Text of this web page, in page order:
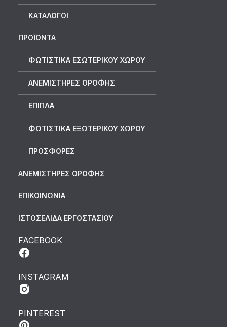
ΚΑΤΆΛΟΓΟΙ
ΠΡΟΪΟΝΤΑ
ΦΩΤΙΣΤΙΚΑ ΕΣΩΤΕΡΙΚΟΥ ΧΩΡΟΥ
ΑΝΕΜΙΣΤΗΡΕΣ ΟΡΟΦΗΣ
ΕΠΙΠΛΑ
ΦΩΤΙΣΤΙΚΑ ΕΞΩΤΕΡΙΚΟΥ ΧΩΡΟΥ
ΠΡΟΣΦΟΡΕΣ
ΑΝΕΜΙΣΤΗΡΕΣ ΟΡΟΦΗΣ
ΕΠΙΚΟΙΝΩΝΙΑ
ΙΣΤΟΣΕΛΙΔΑ ΕΡΓΟΣΤΑΣΙΟΥ
FACEBOOK
INSTAGRAM
PINTEREST